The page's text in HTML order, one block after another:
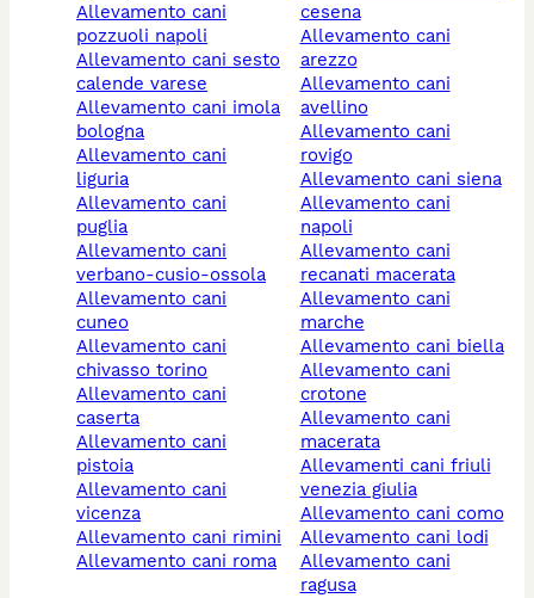
allevamento cani
pozzuoli napoli
allevamento cani sesto
calende varese
allevamento cani imola
bologna
allevamento cani
liguria
allevamento cani
puglia
allevamento cani
verbano-cusio-ossola
allevamento cani
cuneo
allevamento cani
chivasso torino
allevamento cani
caserta
allevamento cani
pistoia
allevamento cani
vicenza
allevamento cani rimini
allevamento cani roma
cesena
allevamento cani
arezzo
allevamento cani
avellino
allevamento cani
rovigo
allevamento cani siena
allevamento cani
napoli
allevamento cani
recanati macerata
allevamento cani
marche
allevamento cani biella
allevamento cani
crotone
allevamento cani
macerata
allevamenti cani friuli
venezia giulia
allevamento cani como
allevamento cani lodi
allevamento cani
ragusa